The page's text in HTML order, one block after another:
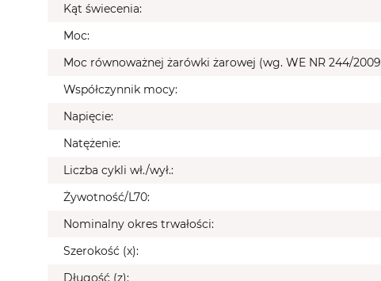
Kąt świecenia:
Moc:
Moc równoważnej żarówki żarowej (wg. WE NR 244/
Współczynnik mocy:
Napięcie:
Natężenie:
Liczba cykli wł./wył.:
Żywotność/L70:
Nominalny okres trwałości:
Szerokość (x):
Długość (z):